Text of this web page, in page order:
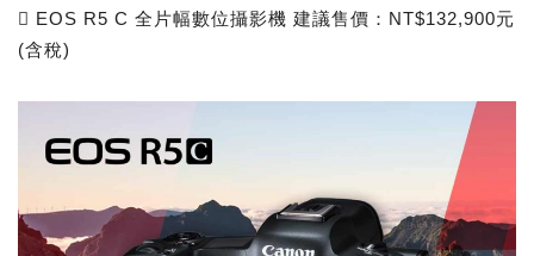
 EOS R5 C 全片幅數位攝影機 建議售價：NT$132,900元
(含稅)